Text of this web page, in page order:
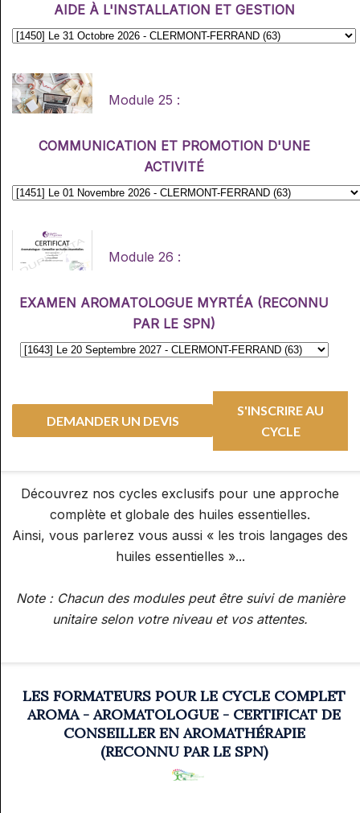
AIDE À L'INSTALLATION ET GESTION
Module 25 :
COMMUNICATION ET PROMOTION D'UNE
ACTIVITÉ
Module 26 :
EXAMEN AROMATOLOGUE MYRTÉA (RECONNU
PAR LE SPN)
S'INSCRIRE AU
CYCLE
Découvrez nos cycles exclusifs pour une approche
complète et globale des huiles essentielles.
Ainsi, vous parlerez vous aussi « les trois langages des
huiles essentielles »...
Note : Chacun des modules peut être suivi de manière
unitaire selon votre niveau et vos attentes.
LES FORMATEURS POUR LE CYCLE COMPLET
AROMA - AROMATOLOGUE - CERTIFICAT DE
CONSEILLER EN AROMATHÉRAPIE
(RECONNU PAR LE SPN)